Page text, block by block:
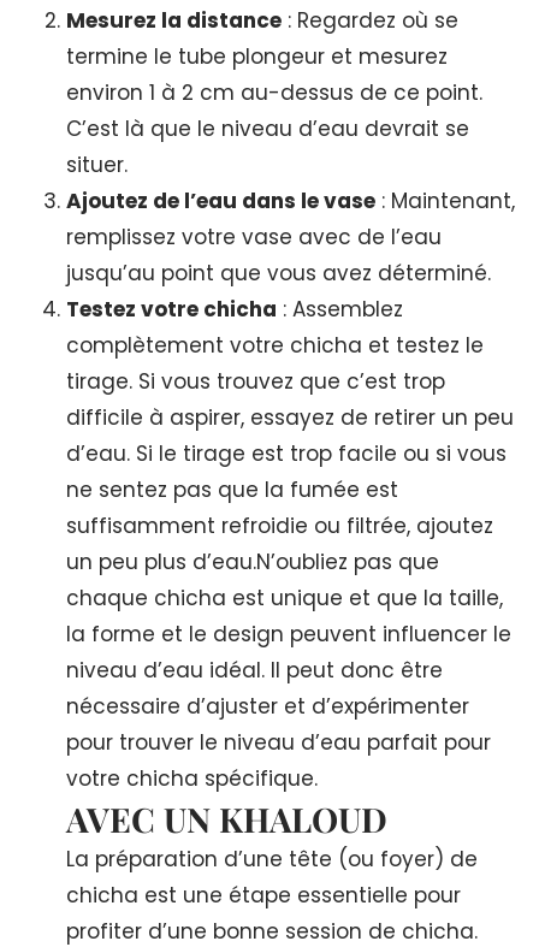
Mesurez la distance : Regardez où se
termine le tube plongeur et mesurez
environ 1 à 2 cm au-dessus de ce point.
C’est là que le niveau d’eau devrait se
situer.
Ajoutez de l’eau dans le vase : Maintenant,
remplissez votre vase avec de l’eau
jusqu’au point que vous avez déterminé.
Testez votre chicha : Assemblez
complètement votre chicha et testez le
tirage. Si vous trouvez que c’est trop
difficile à aspirer, essayez de retirer un peu
d’eau. Si le tirage est trop facile ou si vous
ne sentez pas que la fumée est
suffisamment refroidie ou filtrée, ajoutez
un peu plus d’eau.N’oubliez pas que
chaque chicha est unique et que la taille,
la forme et le design peuvent influencer le
niveau d’eau idéal. Il peut donc être
nécessaire d’ajuster et d’expérimenter
pour trouver le niveau d’eau parfait pour
votre chicha spécifique.
AVEC UN KHALOUD
La préparation d’une tête (ou foyer) de
chicha est une étape essentielle pour
profiter d’une bonne session de chicha.